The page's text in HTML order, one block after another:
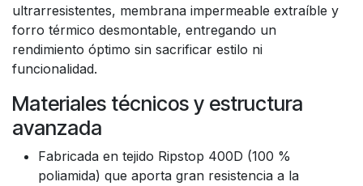
ultrarresistentes, membrana impermeable extraíble y
forro térmico desmontable, entregando un
rendimiento óptimo sin sacrificar estilo ni
funcionalidad.
Materiales técnicos y estructura
avanzada
Fabricada en tejido Ripstop 400D (100 %
poliamida) que aporta gran resistencia a la